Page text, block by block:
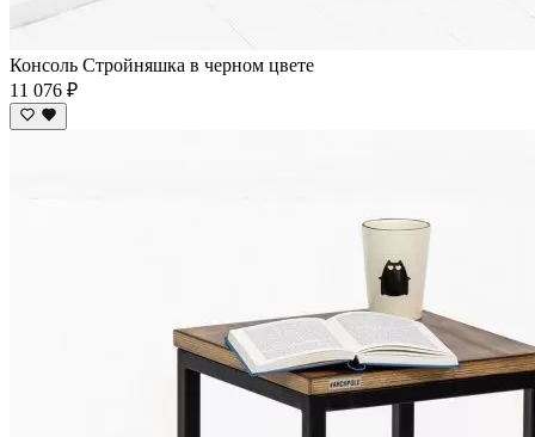
Консоль Стройняшка в черном цвете
11 076 ₽